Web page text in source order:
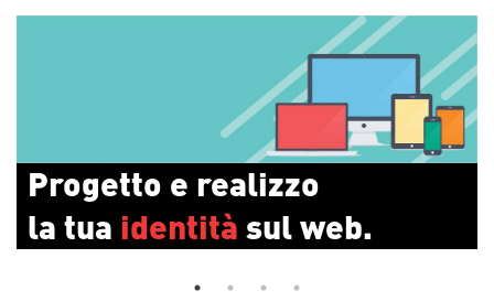
Soluzioni creative
che fanno ladifferenza